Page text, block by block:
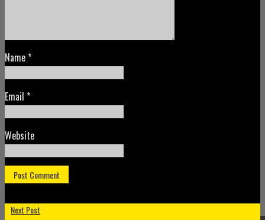
Name*
Email *
Website
Next Post